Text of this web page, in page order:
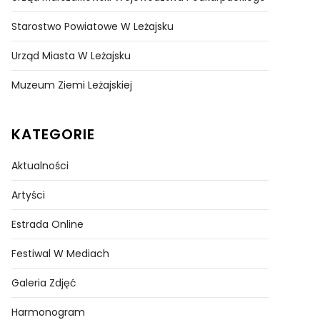
Starostwo Powiatowe W Leżajsku
Urząd Miasta W Leżajsku
Muzeum Ziemi Leżajskiej
KATEGORIE
Aktualności
Artyści
Estrada Online
Festiwal W Mediach
Galeria Zdjęć
Harmonogram